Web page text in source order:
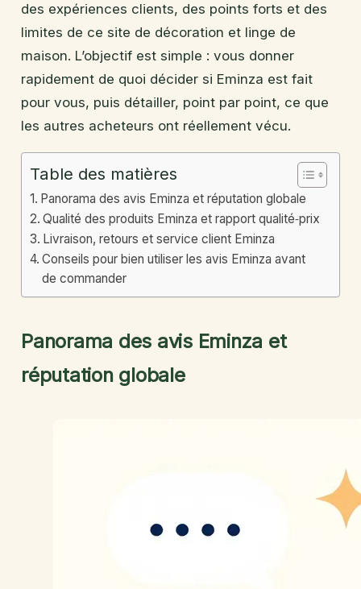
des expériences clients, des points forts et des
limites de ce site de décoration et linge de
maison. L’objectif est simple : vous donner
rapidement de quoi décider si Eminza est fait
pour vous, puis détailler, point par point, ce que
les autres acheteurs ont réellement vécu.
Table des matières
Panorama des avis Eminza et réputation globale
Qualité des produits Eminza et rapport qualité‑prix
Livraison, retours et service client Eminza
Conseils pour bien utiliser les avis Eminza avant
de commander
Panorama des avis Eminza et
réputation globale